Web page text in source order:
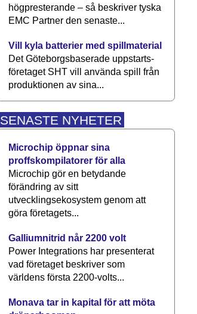
högpresterande – så beskriver tyska
EMC Partner den senaste...
Vill kyla batterier med spillmaterial
Det Göteborgsbaserade upp­starts­
företaget SHT vill använda spill från
produktionen av sina...
SENASTE NYHETER
Microchip öppnar sina
proffskompilatorer för alla
Microchip gör en betydande
förändring av sitt
utvecklingsekosystem genom att
göra företagets...
Galliumnitrid når 2200 volt
Power Integrations har presenterat
vad företaget beskriver som
världens första 2200-volts...
Monava tar in kapital för att möta